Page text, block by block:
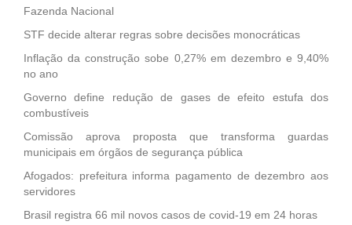
Fazenda Nacional
STF decide alterar regras sobre decisões monocráticas
Inflação da construção sobe 0,27% em dezembro e 9,40%
no ano
Governo define redução de gases de efeito estufa dos
combustíveis
Comissão aprova proposta que transforma guardas
municipais em órgãos de segurança pública
Afogados: prefeitura informa pagamento de dezembro aos
servidores
Brasil registra 66 mil novos casos de covid-19 em 24 horas